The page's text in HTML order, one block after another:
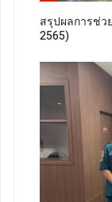
สรุปผลการช่ว
2565)